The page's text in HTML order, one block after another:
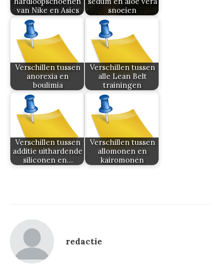
van Nike en Asics
snoeien
Verschillen tussen
anorexia en
boulimia
Verschillen tussen
alle Lean Belt
trainingen
Verschillen tussen
additie uithardende
siliconen en…
Verschillen tussen
allomonen en
kairomonen
redactie